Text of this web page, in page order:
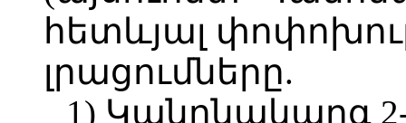
հետևյալ
լրացումները.
1) Կանոնակարգ